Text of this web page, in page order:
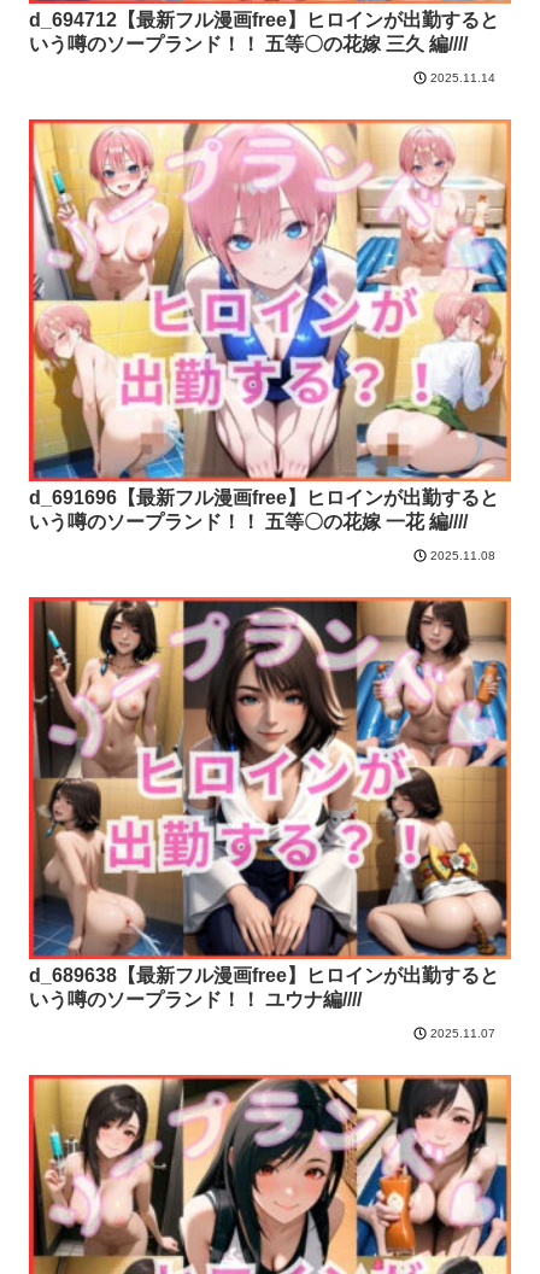
d_694712【最新フル漫画free】ヒロインが出勤すると
いう噂のソープランド！！ 五等〇の花嫁 三久 編////
2025.11.14
d_691696【最新フル漫画free】ヒロインが出勤すると
いう噂のソープランド！！ 五等〇の花嫁 一花 編////
2025.11.08
d_689638【最新フル漫画free】ヒロインが出勤すると
いう噂のソープランド！！ ユウナ編////
2025.11.07